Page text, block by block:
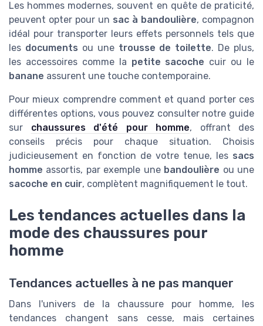
Les hommes modernes, souvent en quête de praticité,
peuvent opter pour un sac à bandoulière, compagnon
idéal pour transporter leurs effets personnels tels que
les documents ou une trousse de toilette. De plus,
les accessoires comme la petite sacoche cuir ou le
banane assurent une touche contemporaine.
Pour mieux comprendre comment et quand porter ces
différentes options, vous pouvez consulter notre guide
sur chaussures d'été pour homme, offrant des
conseils précis pour chaque situation. Choisis
judicieusement en fonction de votre tenue, les sacs
homme assortis, par exemple une bandoulière ou une
sacoche en cuir, complètent magnifiquement le tout.
Les tendances actuelles dans la
mode des chaussures pour
homme
Tendances actuelles à ne pas manquer
Dans l'univers de la chaussure pour homme, les
tendances changent sans cesse, mais certaines